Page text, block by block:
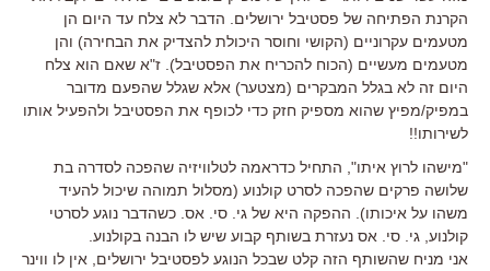
הקרנת הפתיחה של פסטיבל ירושלים. הדבר לא צלח עד היום הן
מטעמים עקרוניים (הקושי וחוסר היכולת להצדיק את הבחירה) והן
מטעמים מעשיים (הכוח להכריח את הפסטיבל). ז"א שאם הוא צלח
היום זה לא בגלל המבקרים (מצטער) אלא שגלל שהפעם מדובר
במפיק/מפיץ שהוא מספיק חזק כדי לכופף את הפסטיבל ולהפעיל אותו
לשירותו!!
"מישהו לרוץ איתו", התחיל כדראמה לטלוויזיה שהפכה לסדרה בת
שלושה פרקים שהפכה לסרט קולנוע (מסלול תמוהה שיכול להעיד
משהו על איכותו). ההפקה היא של גי. סי. אס. כשהדבר נוגע לסרטי
קולנוע, גי. סי. אס נעזרת בשותף קבוע שיש לו הבנה בקולנוע.
אני מניח שהשותף הזה קלט שבכל הנוגע לפסטיבל ירושלים, אין לו ווינר